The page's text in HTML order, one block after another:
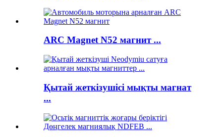
ARC Magnet N52 магнит ...
Қытай жеткізушісі мықты магнат
...